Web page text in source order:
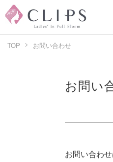
TOP お問い合わせ
お問い
お問い合わ